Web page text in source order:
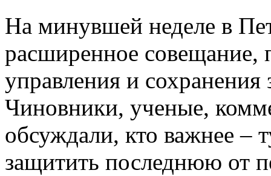
На минувшей неделе в
расширенное совещание,
управления и сохранения
Чиновники, ученые,
обсуждали, кто важнее –
защитить последнюю от